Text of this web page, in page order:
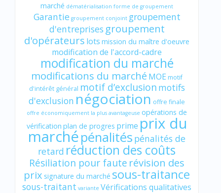
marché dématérialisation forme de groupement
Garantie groupement conjoint groupement
d'entreprises groupement
d'opérateurs lots mission du maître d'oeuvre
modification de l'accord-cadre
modification du marché
modifications du marché MOE motif
d'intérêt général motif d’exclusion motifs
d'exclusion négociation offre finale
offre économiquement la plus avantageuse opérations de
vérification plan de progres prime prix du
marchépénalités pénalités de
retard réduction des coûts
Résiliation pour faute révision des
prix signature du marché sous-traitance
sous-traitant variante Vérifications qualitatives